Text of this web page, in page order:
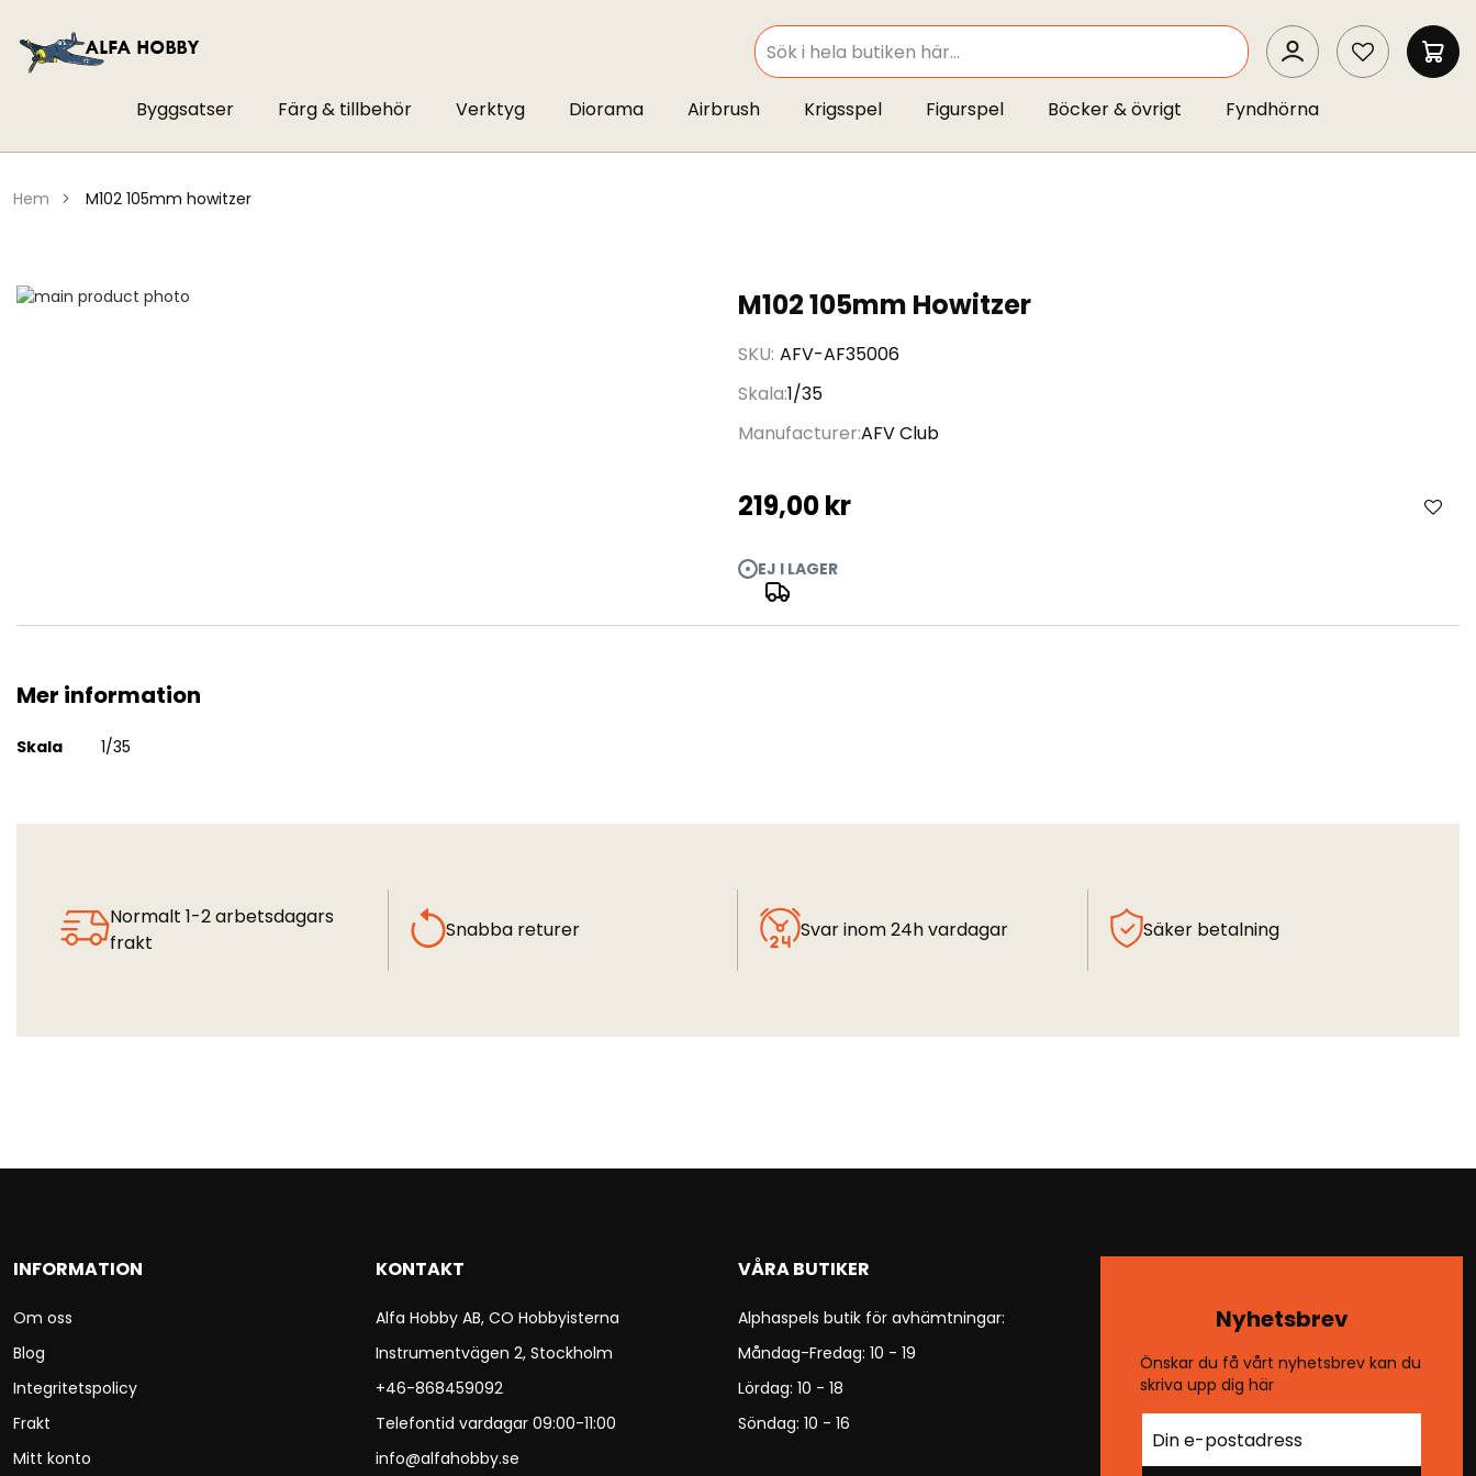
SEARCH
SEARCH
MIN
Byggsatser Färg & tillbehör Verktyg Diorama Airbrush Krigsspel Figurspel Böcker & övrigt Fyndhörna
hem m102 105mm howitzer
M102 105mm Howitzer
SKU AFV-AF35006
Skala1/35
ManufacturerAFV Club
219,00 kr
EJ I LAGER
Hoppa
Mer information
Mer
Skala 1/35
Normalt 1-2 arbetsdagars
frakt
Snabba returer Svar inom 24h vardagar Säker betalning
INFORMATION
Om oss
Blog
Integritetspolicy
Frakt
Mitt konto
KONTAKT
Alfa Hobby AB, CO Hobbyisterna
Instrumentvägen 2, Stockholm
+46-868459092
Telefontid vardagar 09:00-11:00
info@alfahobby.se
VÅRA BUTIKER
Alphaspels butik för avhämtningar:
Måndag-Fredag: 10 - 19
Lördag: 10 - 18
Söndag: 10 - 16
Nyhetsbrev
Önskar du få vårt nyhetsbrev kan du
skriva upp dig här